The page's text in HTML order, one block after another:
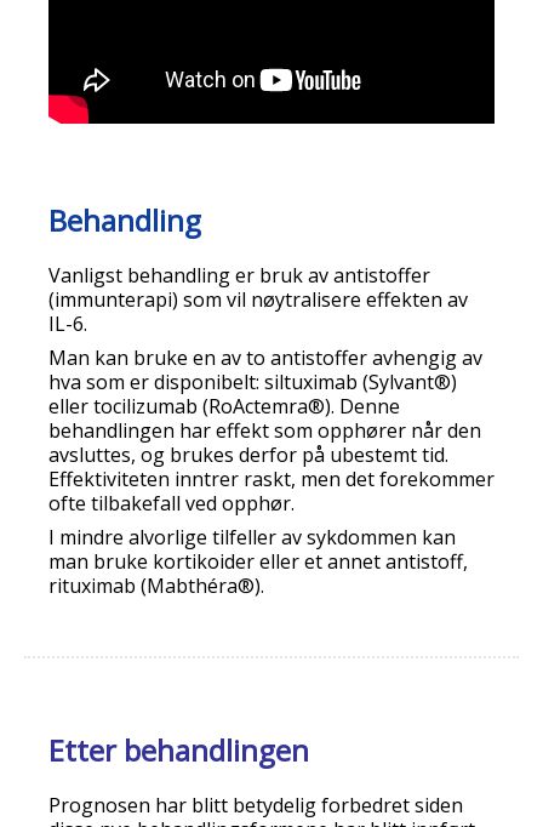
Behandling
Vanligst behandling er bruk av antistoffer
(immunterapi) som vil nøytralisere effekten av
IL-6.
Man kan bruke en av to antistoffer avhengig av
hva som er disponibelt: siltuximab (Sylvant®)
eller tocilizumab (RoActemra®). Denne
behandlingen har effekt som opphører når den
avsluttes, og brukes derfor på ubestemt tid.
Effektiviteten inntrer raskt, men det forekommer
ofte tilbakefall ved opphør.
I mindre alvorlige tilfeller av sykdommen kan
man bruke kortikoider eller et annet antistoff,
rituximab (Mabthéra®).
Etter behandlingen
Prognosen har blitt betydelig forbedret siden